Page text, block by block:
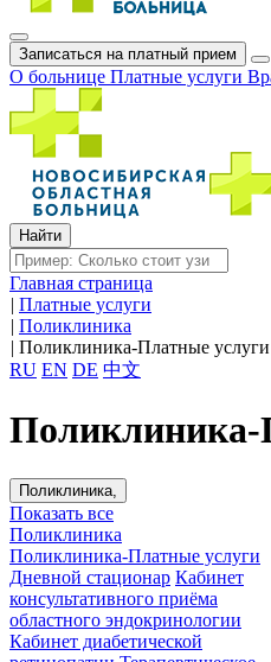
Записаться на платный прием
О больнице Платные услуги
Главная страница
| Платные услуги
| Поликлиника
| Поликлиника-Платные услуги
RU EN DE 中文
Поликлиника-
Поликлиника,
Показать все
Поликлиника
Поликлиника-Платные услуги
Дневной стационар Кабинет
консультативного приёма
областного эндокринологии
Кабинет диабетической